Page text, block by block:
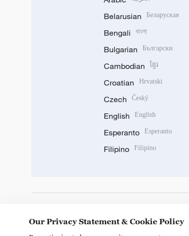
Belarusian Беларуская
Bengali বাংলা
Bulgarian Български
Cambodian ខ្មែរ
Croatian Hrvatski
Czech Český
English English
Esperanto Esperanto
Filipino Filipino
Our Privacy Statement & Cookie Policy